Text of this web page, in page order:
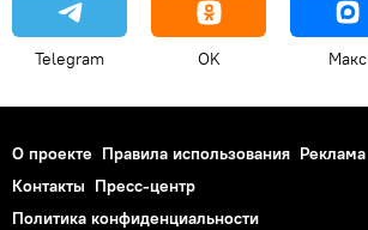
Telegram OK Макс
О проекте Правила использования Реклама
Контакты Пресс-центр
Политика конфиденциальности